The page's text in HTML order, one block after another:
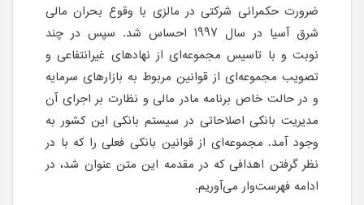
ضرورت حکمرانی شرکتی در مالزی با وقوع بحران مالی
شرق آسیا در سال 1997 احساس شد. سپس در چند
نوبت و با تاسیس مجموعه‌ای از نهادهای غیرانتفاعی و
تصویب مجموعه‌ای از قوانین مربوط به بازارهای سرمایه
و در حالت خاص برنامه مادر مالی و نظارت بر اجرای آن
مدیریت بانکی اصلاحاتی در سیستم بانکی این کشور به
وجود آمد. مجموعه‌ای از قوانین بانکی فعلی را که با در
نظر گرفتن اهدافی که در مقدمه این متن عنوان شد، در
ادامه فهرست‌وار می‌آوریم.